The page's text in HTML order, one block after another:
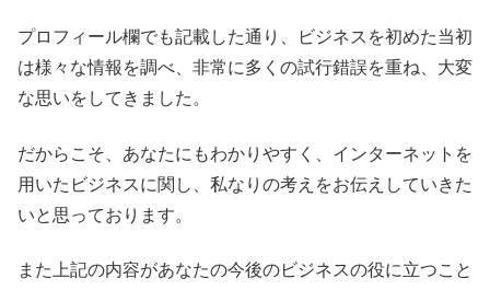
プロフィール欄でも記載した通り、ビジネスを初めた当初
は様々な情報を調べ、非常に多くの試行錯誤を重ね、大変
な思いをしてきました。
だからこそ、あなたにもわかりやすく、インターネットを
用いたビジネスに関し、私なりの考えをお伝えしていきた
いと思っております。
また上記の内容があなたの今後のビジネスの役に立つこと